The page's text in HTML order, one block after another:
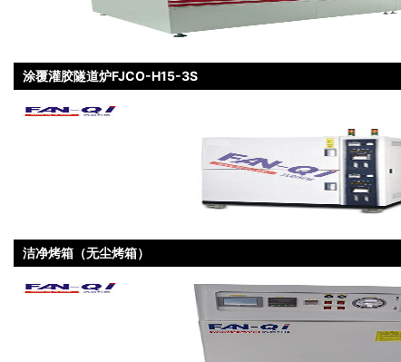
涂覆灌胶隧道炉FJCO-H15-3S
洁净烤箱（无尘烤箱）